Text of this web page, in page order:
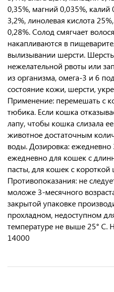
0,35%, магний 0,035%, калий
3,2%, линолевая кислота
0,28%. Солод смягчает
накапливаются в
вылизывании шерсти. Шерсть
нежелательной рвоты или
из организма, омега-3 и 6
состояние кожи, шерсти,
Применение: перемешать с
тюбика. Если кошка
лапу, чтобы кошка слизала
животное достаточным
воды. Дозировка:
ежедневно для кошек с
пасты, для кошек с
Противопоказания: не
моложе 3-месячного
закрытой упаковке
прохладном, недоступном
температуре не выше 25°
14000